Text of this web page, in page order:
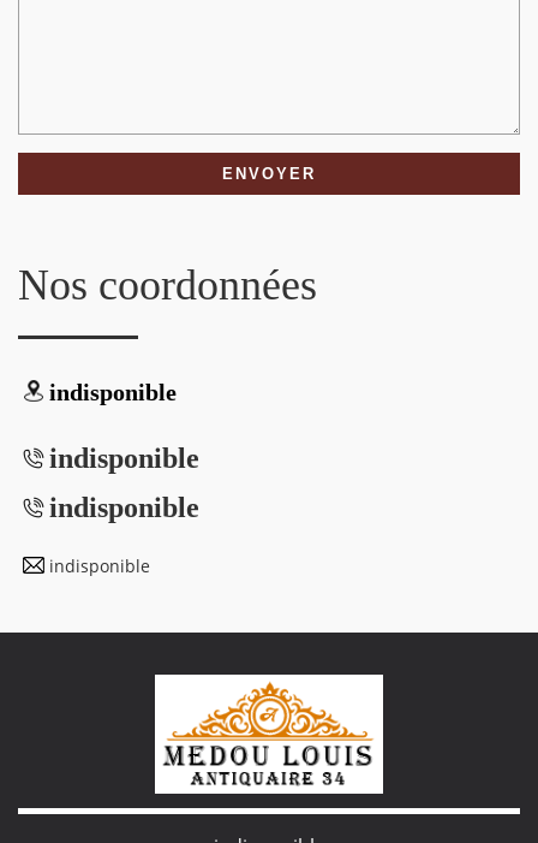
Nos coordonnées
indisponible
indisponible
indisponible
indisponible